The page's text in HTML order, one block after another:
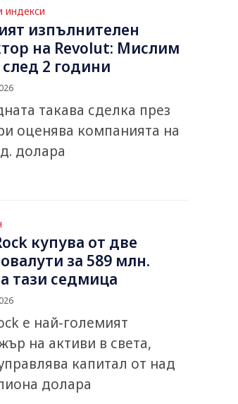
индекси
изпълнителен
на Revolut: Мислим
след 2 години
такава сделка през
оценява компанията на
долара
купува от две
за 589 млн.
тази седмица
e най-големият
на активи в света,
капитал от над
долара